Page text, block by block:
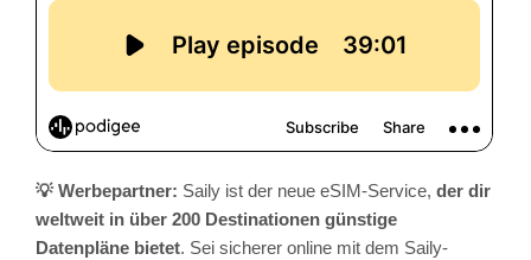
💡 Werbepartner: Saily ist der neue eSIM-Service,der dir
weltweit in über 200 Destinationen günstige
Datenpläne bietet. Sei sicherer online mit dem Saily-